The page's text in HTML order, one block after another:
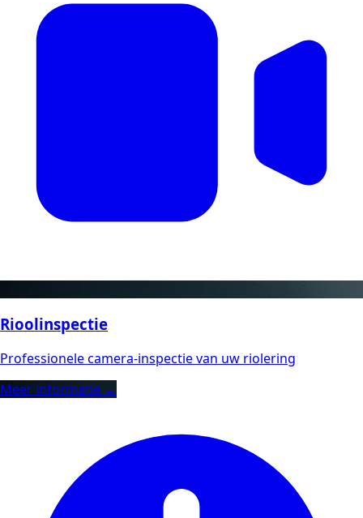
Rioolinspectie
Professionele camera-inspectie van uw riolering
Meer informatie →